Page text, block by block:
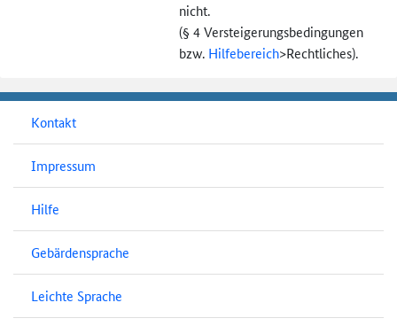
nicht.
(§ 4 Versteigerungs­bedingungen
bzw. Hilfebereich>Rechtliches).
Kontakt
Impressum
Hilfe
Gebärdensprache
Leichte Sprache